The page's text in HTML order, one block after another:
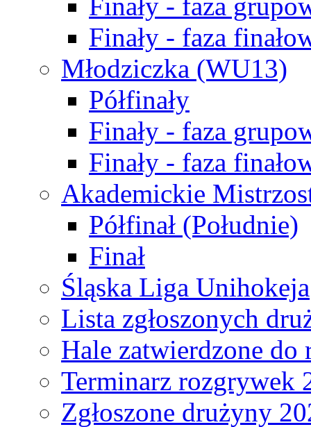
Finały - faza
Młodziczka (WU13)
Półfinały
Finały - faza
Finały - faza
Akademickie
Półfinał (Południe)
Finał
Śląska Liga Unihokeja
Lista zgłoszonych
Hale zatwierdzone do
Terminarz rozgrywek
Zgłoszone drużyny